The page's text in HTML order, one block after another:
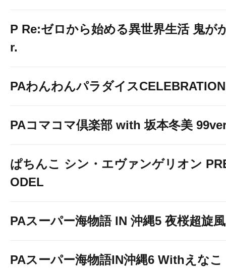
P Re:ゼロから始める異世界生活 鬼が
r.
PAわんわんパラダイスCELEBRATION
PAコマコマ倶楽部 with 坂本冬美
ぱちんこ シン・エヴァンゲリオン
ODEL
PAスーパー海物語 IN 沖縄5 夜桜超旋
PAスーパー海物語IN沖縄6 Withえなこ